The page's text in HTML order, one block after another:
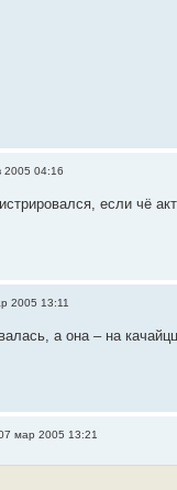
04:16
если чё
2005 13:11
а она – на
мар 2005 13:21